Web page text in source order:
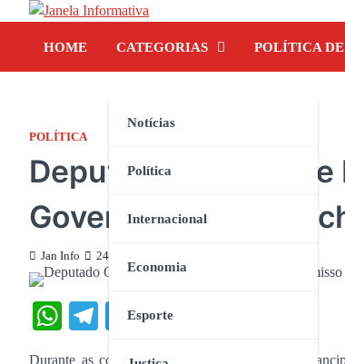
HOME CATEGORIAS
Notícias
Política
Internacional
Economia
Esporte
POLÍTICA
POLÍTICA
Deputado
Governador Luiz
Jan Info 24 de junho de 2025
WhatsApp
Telegram
TwitterFacebook
Durante as comemorações pelos 29 anos de